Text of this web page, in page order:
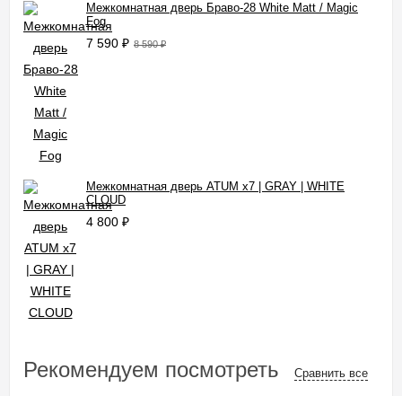
Межкомнатная дверь Браво-28 White Matt / Magic
Fog
7 590 ₽ 8 590₽
Межкомнатная дверь ATUM x7 | GRAY | WHITE
CLOUD
4 800 ₽
Рекомендуем посмотреть Сравнить все